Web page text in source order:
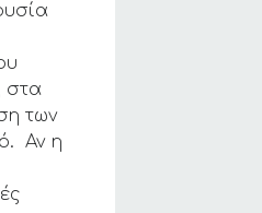
στα
των
Αν η